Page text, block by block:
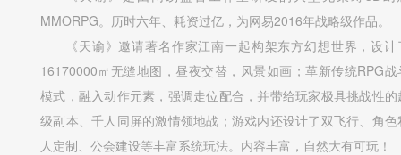
MMORPG。历时六年、耗资过亿，为网易2016年战略级作品。
《天谕》邀请著名作家江南一起构架东方幻想世界，设计
16170000㎡无缝地图，昼夜交替，风景如画；革新传统RPG战
模式，融入动作元素，强调走位配合，并带给玩家极具挑战性的
级副本、千人同屏的激情领地战；游戏内还设计了双飞行、角色
人定制、公会建设等丰富系统玩法。内容丰富，自然大有可玩！